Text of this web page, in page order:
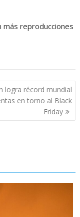
más reproducciones
logra récord mundial
en torno al Black
Friday